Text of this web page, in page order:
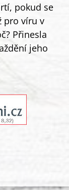
pokud se
pro víru v
Přinesla
jeho